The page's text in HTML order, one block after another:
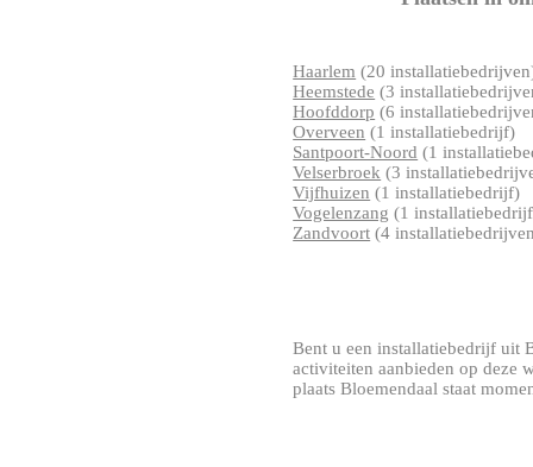
Haarlem (20
Heemstede (3
Hoofddorp (6
Overveen (1 installatiebedrijf)
Santpoort-Noord (1
Velserbroek (3
Vijfhuizen (1 installatiebedrijf)
Vogelenzang (1
Zandvoort (4
Bent u een installatiebedrijf uit
activiteiten aanbieden op deze
plaats Bloemendaal staat